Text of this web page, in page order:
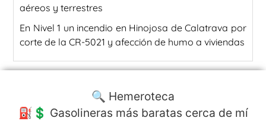
aéreos y terrestres
En Nivel 1 un incendio en Hinojosa de Calatrava por
corte de la CR-5021 y afección de humo a viviendas
🔍 Hemeroteca
⛽️💲 Gasolineras más baratas cerca de mí